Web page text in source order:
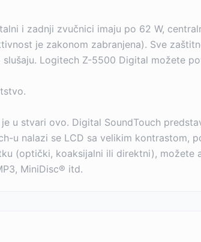
i zadnji zvučnici imaju po 62 W,
je zakonom zabranjena). Sve
Logitech Z-5500 Digital možete
u stvari ovo. Digital SoundTouch
u nalazi se LCD sa velikim kontrastom,
(optički, koaksijalni ili direktni), možete
MiniDisc® itd.